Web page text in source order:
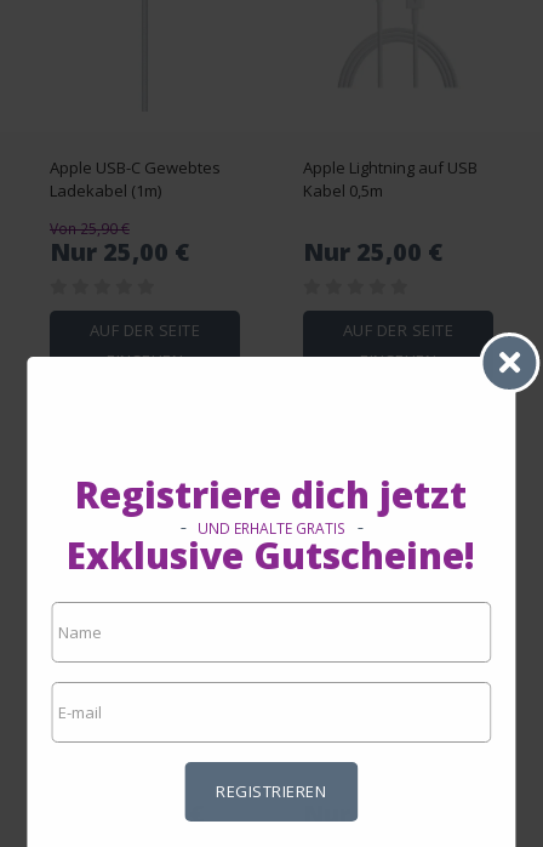
Registriere dich jetzt
UND ERHALTE GRATIS
Exklusive Gutscheine!
REGISTRIEREN
Apple USB-C Gewebtes
Ladekabel (1m)
Von 25,90 €
Nur 25,00 €
AUF DER SEITE
EINSEHEN
Apple Lightning auf USB
Kabel 0,5m
Nur 25,00 €
AUF DER SEITE
EINSEHEN
Nur 216,50 € Nur 10,00 €